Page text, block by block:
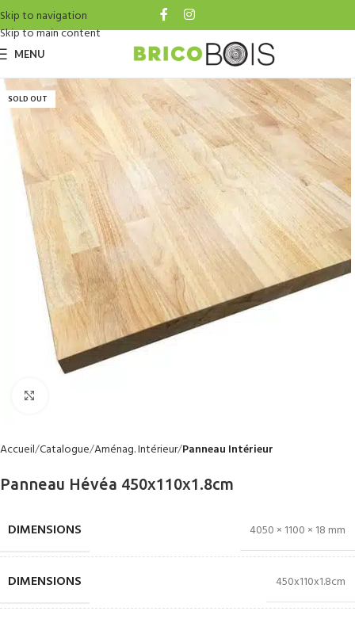
Skip to navigation
Skip to main content
MENU
SOLD OUT
Accueil Catalogue Aménag. Intérieur Panneau Intérieur
Panneau Hévéa 450x110x1.8cm
DIMENSIONS 4050 × 1100 × 18 mm
DIMENSIONS 450x110x1.8cm